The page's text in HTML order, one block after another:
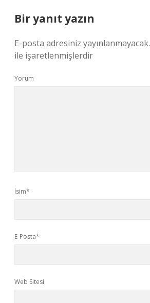
Bir yanıt yazın
E-posta adresiniz yayınlanmayacak.
ile işaretlenmişlerdir
Yorum
İsim*
E-Posta*
Web Sitesi